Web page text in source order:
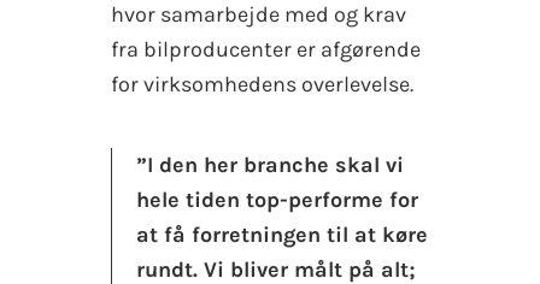
hvor samarbejde med og krav
fra bilproducenter er afgørende
for virksomhedens overlevelse.
”I den her branche skal vi
hele tiden top-performe for
at få forretningen til at køre
rundt. Vi bliver målt på alt;